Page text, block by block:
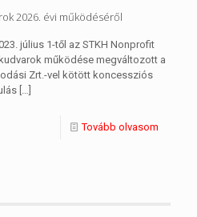
2026. évi működéséről
július 1-től az STKH Nonprofit
működése megváltozott a
Zrt.-vel kötött koncessziós
[…]
Tovább olvasom